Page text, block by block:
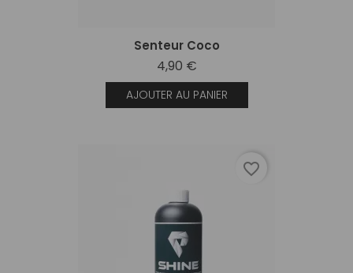
Senteur Coco
4,90 €
AJOUTER AU PANIER
favorite_border